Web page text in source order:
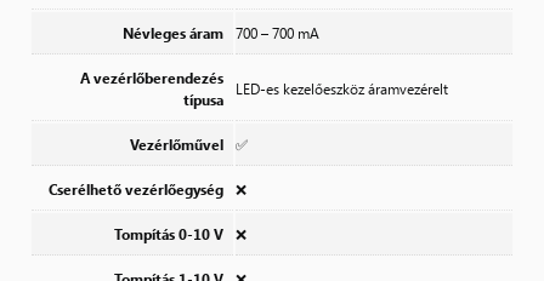
Névleges áram 700 – 700 mA
A vezérlőberendezés
típusa
LED-es kezelőeszköz áramvezérelt
Vezérlőművel ✅
Cserélhető vezérlőegység ❌
Tompítás 0-10 V ❌